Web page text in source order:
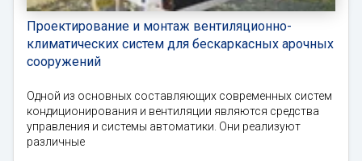
Проектирование и монтаж вентиляционно-
климатических систем для бескаркасных арочных
сооружений
Одной из основных составляющих современных систем
кондиционирования и вентиляции являются средства
управления и системы автоматики. Они реализуют
различные